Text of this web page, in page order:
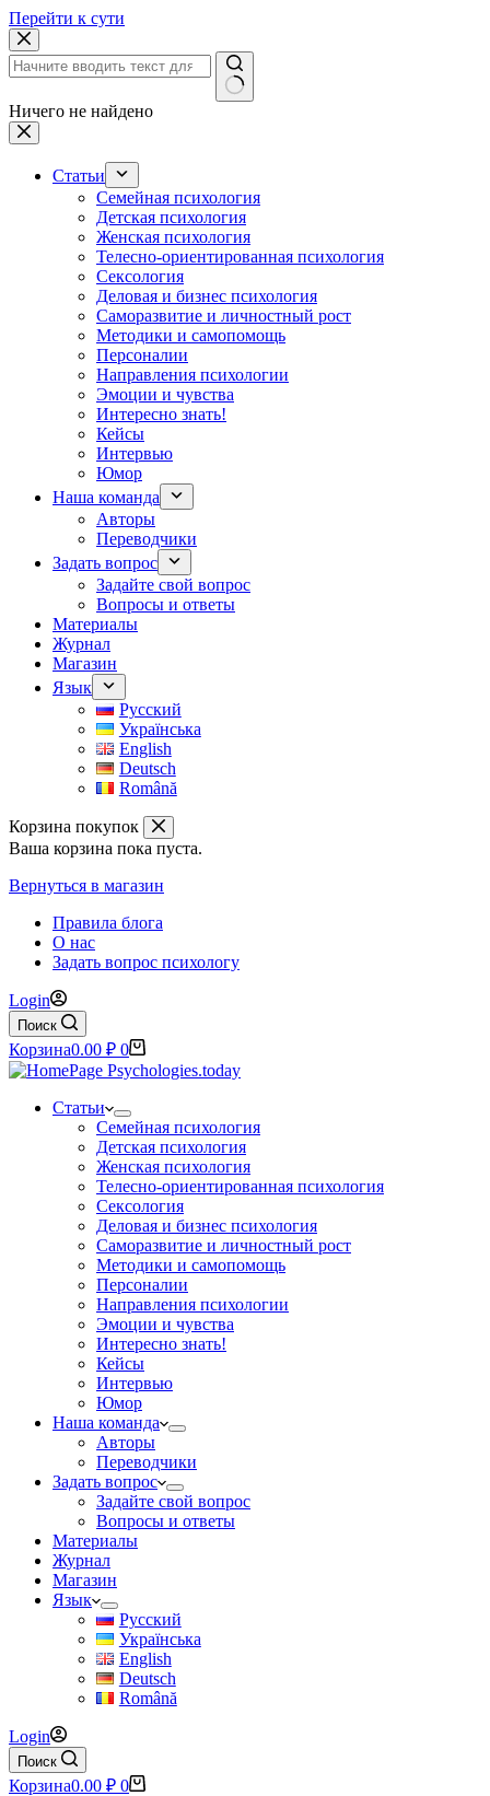
Перейти к сути
Ничего не найдено
Статьи
Семейная психология
Детская психология
Женская психология
Телесно-ориентированная психология
Сексология
Деловая и бизнес психология
Саморазвитие и личностный рост
Методики и самопомощь
Персоналии
Направления психологии
Эмоции и чувства
Интересно знать!
Кейсы
Интервью
Юмор
Наша команда
Авторы
Переводчики
Задать вопрос
Задайте свой вопрос
Вопросы и ответы
Материалы
Журнал
Магазин
Язык
Русский
Українська
English
Deutsch
Română
Корзина покупок
Ваша корзина пока пуста.
Вернуться в магазин
Правила блога
О нас
Задать вопрос психологу
Login
Поиск
Корзина0.00 ₽ 0
Статьи
Семейная психология
Детская психология
Женская психология
Телесно-ориентированная психология
Сексология
Деловая и бизнес психология
Саморазвитие и личностный рост
Методики и самопомощь
Персоналии
Направления психологии
Эмоции и чувства
Интересно знать!
Кейсы
Интервью
Юмор
Наша команда
Авторы
Переводчики
Задать вопрос
Задайте свой вопрос
Вопросы и ответы
Материалы
Журнал
Магазин
Язык
Русский
Українська
English
Deutsch
Română
Login
Поиск
Корзина0.00 ₽ 0